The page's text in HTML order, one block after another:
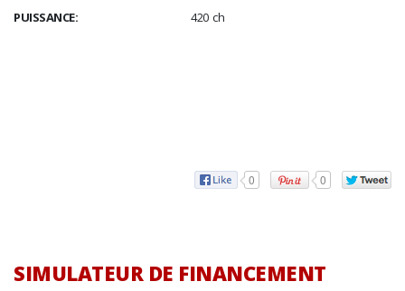
PUISSANCE:
420 ch
0 0
SIMULATEUR DE FINANCEMENT